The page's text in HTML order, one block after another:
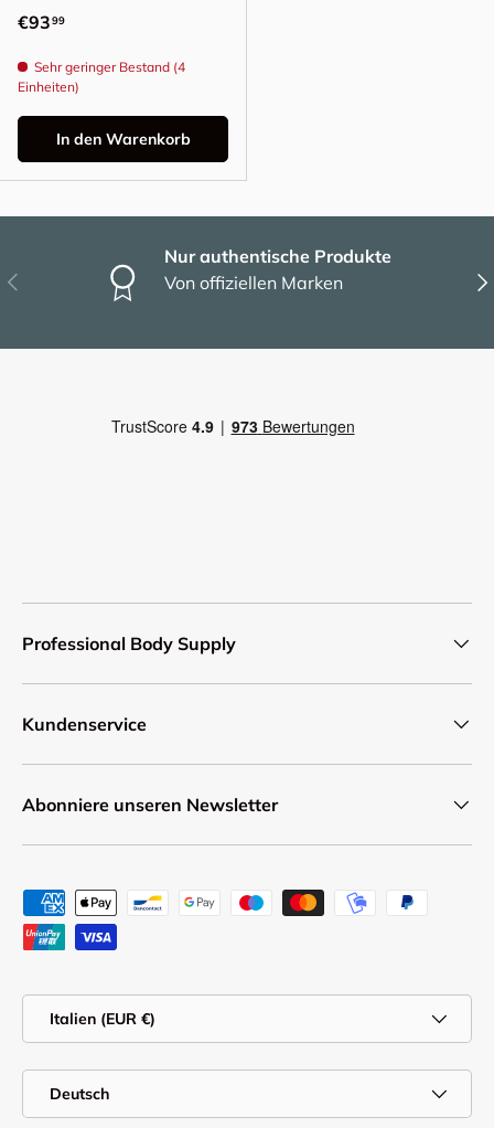
Normaler Preis
€9399
Sehr geringer Bestand (4
Einheiten)
In den Warenkorb
Vorherige
Nur authentische Produkte
Von offiziellen Marken
Professional Body Supply
Kundenservice
Abonniere unseren Newsletter
Zahlungsmethoden
Italien (EUR €)
Deutsch